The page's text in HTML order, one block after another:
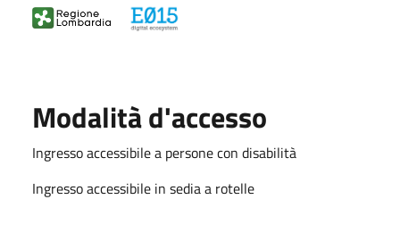
Modalità d'accesso
Ingresso accessibile a persone con disabilità
Ingresso accessibile in sedia a rotelle